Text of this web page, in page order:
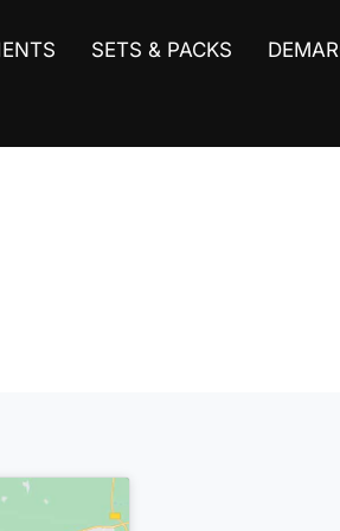
SETS & PACKS